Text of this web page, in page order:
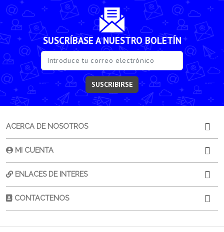
SUSCRÍBASE A NUESTRO BOLETÍN
SUSCRIBIRSE
ACERCA DE NOSOTROS
MI CUENTA
ENLACES DE INTERES
CONTACTENOS